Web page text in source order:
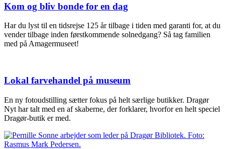
Kom og bliv bonde for en dag
Har du lyst til en tidsrejse 125 år tilbage i tiden med garanti for, at du
vender tilbage inden førstkommende solnedgang? Så tag familien
med på Amagermuseet!
Lokal farvehandel på museum
En ny fotoudstilling sætter fokus på helt særlige butikker. Dragør
Nyt har talt med en af skaberne, der forklarer, hvorfor en helt speciel
Dragør-butik er med.